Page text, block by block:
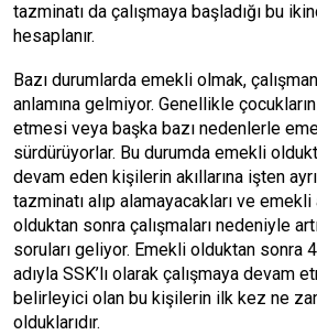
tazminatı da çalışmaya başladığı bu
hesaplanır.
Bazı durumlarda emekli olmak,
anlamına gelmiyor. Genellikle
etmesi veya başka bazı nedenlerle
sürdürüyorlar. Bu durumda emekli
devam eden kişilerin akıllarına işten
tazminatı alıp alamayacakları ve emekli
olduktan sonra çalışmaları nedeniyle
soruları geliyor. Emekli olduktan sonra
adıyla SSK’lı olarak çalışmaya devam
belirleyici olan bu kişilerin ilk kez ne
olduklarıdır.